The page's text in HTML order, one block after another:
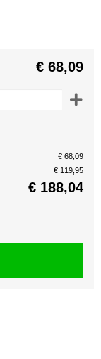
€ 68,09
€ 68,09
€ 119,95
€ 188,04